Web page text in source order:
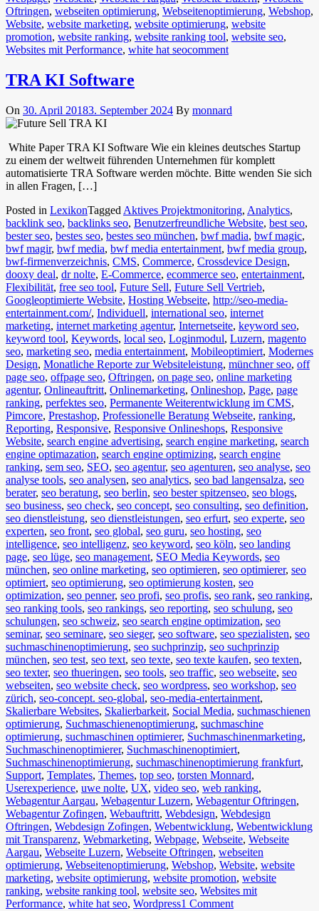
Oftringen, webseiten optimierung, Webseitenoptimierung, Webshop,
Website, website marketing, website optimierung, website
promotion, website ranking, website ranking tool, website seo,
Websites mit Performance, white hat seocomment
TRA KI Software
On 30. April 20183. September 2024 By monnard
White Paper TRA KI Software Wie ein kleines deutsches Startup
zu einem der weltweit führenden Unternehmen für komplett
automatisierte TRA Software werden möchte. Bitte wenden Sie sich
in allen Fragen, […]
Posted in LexikonTagged Aktives Projektmonitoring, Analytics,
backlink seo, backlinks seo, Benutzerfreundliche Website, best seo,
bester seo, bestes seo, bestes seo münchen, bwf madia, bwf magic,
bwf magir, bwf media, bwf media entertainment, bwf media group,
bwf-firmenverzeichnis, CMS, Commerce, Crossdevice Design,
dooxy deal, dr nolte, E-Commerce, ecommerce seo, entertainment,
Flexibilität, free seo tool, Future Sell, Future Sell Vertrieb,
Googleoptimierte Website, Hosting Webseite, http://seo-media-
entertainment.com/, Individuell, international seo, internet
marketing, internet marketing agentur, Internetseite, keyword seo,
keyword tool, Keywords, local seo, Loginmodul, Luzern, magento
seo, marketing seo, media entertainment, Mobileoptimiert, Modernes
Design, Monatliche Reporte zur Websiteleistung, münchner seo, off
page seo, offpage seo, Oftringen, on page seo, online marketing
agentur, Onlineauftritt, Onlinemarketing, Onlineshop, Page, page
ranking, perfektes seo, Permanente Weiterentwicklung im CMS,
Pimcore, Prestashop, Professionelle Beratung Webseite, ranking,
Reporting, Responsive, Responsive Onlineshops, Responsive
Website, search engine advertising, search engine marketing, search
engine optimazation, search engine optimizing, search engine
ranking, sem seo, SEO, seo agentur, seo agenturen, seo analyse, seo
analyse tools, seo analysen, seo analytics, seo bad langensalza, seo
berater, seo beratung, seo berlin, seo bester spitzenseo, seo blogs,
seo business, seo check, seo concept, seo consulting, seo definition,
seo dienstleistung, seo dienstleistungen, seo erfurt, seo experte, seo
experten, seo front, seo global, seo guru, seo hosting, seo
intelligence, seo intelligenz, seo keyword, seo köln, seo landing
page, seo lüge, seo management, SEO Media Keywords, seo
münchen, seo online marketing, seo optimieren, seo optimierer, seo
optimiert, seo optimierung, seo optimierung kosten, seo
optimization, seo penner, seo profi, seo profis, seo rank, seo ranking,
seo ranking tools, seo rankings, seo reporting, seo schulung, seo
schulungen, seo schweiz, seo search engine optimization, seo
seminar, seo seminare, seo sieger, seo software, seo spezialisten, seo
suchmaschinenoptimierung, seo suchprinzip, seo suchprinzip
münchen, seo test, seo text, seo texte, seo texte kaufen, seo texten,
seo texter, seo thueringen, seo tools, seo traffic, seo webseite, seo
webseiten, seo website check, seo wordpress, seo workshop, seo
zürich, seo-concept. seo-global, seo-media-entertainment,
Skalierbare Websites, Skalierbarkeit, Social Media, suchmaschienen
optimierung, Suchmaschienenoptimierung, suchmaschine
optimierung, suchmaschinen optimierer, Suchmaschinenmarketing,
Suchmaschinenoptimierer, Suchmaschinenoptimiert,
Suchmaschinenoptimierung, suchmaschinenoptimierung frankfurt,
Support, Templates, Themes, top seo, torsten Monnard,
Userexperience, uwe nolte, UX, video seo, web ranking,
Webagentur Aargau, Webagentur Luzern, Webagentur Oftringen,
Webagentur Zofingen, Webauftritt, Webdesign, Webdesign
Oftringen, Webdesign Zofingen, Webentwicklung, Webentwicklung
mit Transparenz, Webmarketing, Webpage, Webseite, Webseite
Aargau, Webseite Luzern, Webseite Oftringen, webseiten
optimierung, Webseitenoptimierung, Webshop, Website, website
marketing, website optimierung, website promotion, website
ranking, website ranking tool, website seo, Websites mit
Performance, white hat seo, Wordpress1 Comment